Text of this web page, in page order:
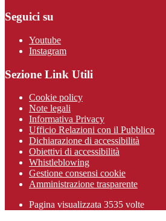
Seguici su
Youtube
Instagram
Sezione Link Utili
Cookie policy
Note legali
Informativa Privacy
Ufficio Relazioni con il Pubblico
Dichiarazione di accessibilità
Obiettivi di accessibilità
Whistleblowing
Gestione consensi cookie
Amministrazione trasparente
Pagina visualizzata 3535 volte